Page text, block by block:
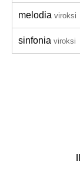
melodia viroksi
sinfonia viroksi